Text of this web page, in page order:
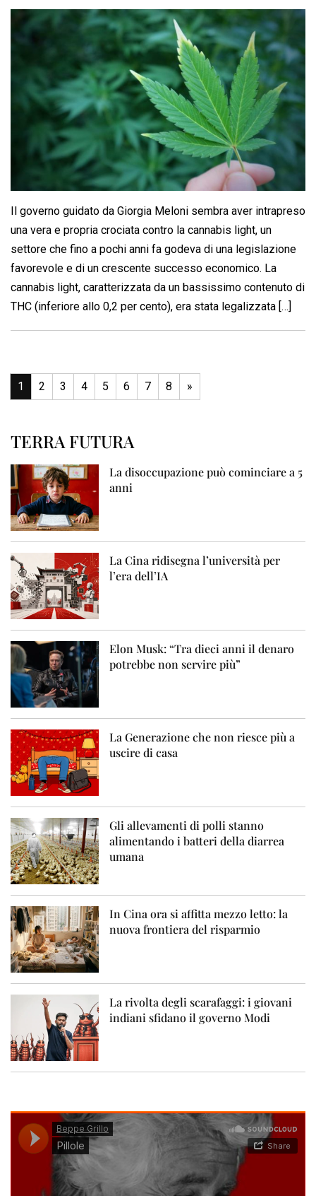
Il governo guidato da Giorgia Meloni sembra aver intrapreso
una vera e propria crociata contro la cannabis light, un
settore che fino a pochi anni fa godeva di una legislazione
favorevole e di un crescente successo economico. La
cannabis light, caratterizzata da un bassissimo contenuto di
THC (inferiore allo 0,2 per cento), era stata legalizzata […]
1 2 3 4 5 6 7 8 »
TERRA FUTURA
La disoccupazione può cominciare a 5
anni
La Cina ridisegna l’università per
l’era dell’IA
Elon Musk: “Tra dieci anni il denaro
potrebbe non servire più”
La Generazione che non riesce più a
uscire di casa
Gli allevamenti di polli stanno
alimentando i batteri della diarrea
umana
In Cina ora si affitta mezzo letto: la
nuova frontiera del risparmio
La rivolta degli scarafaggi: i giovani
indiani sfidano il governo Modi